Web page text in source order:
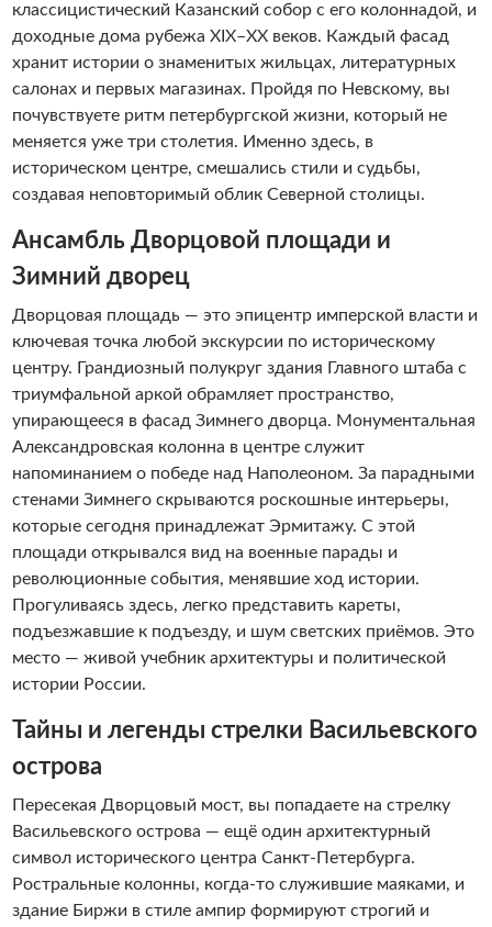
классицистический Казанский собор с его колоннадой, и
доходные дома рубежа XIX–XX веков. Каждый фасад
хранит истории о знаменитых жильцах, литературных
салонах и первых магазинах. Пройдя по Невскому, вы
почувствуете ритм петербургской жизни, который не
меняется уже три столетия. Именно здесь, в
историческом центре, смешались стили и судьбы,
создавая неповторимый облик Северной столицы.
Ансамбль Дворцовой площади и
Зимний дворец
Дворцовая площадь — это эпицентр имперской власти и
ключевая точка любой экскурсии по историческому
центру. Грандиозный полукруг здания Главного штаба с
триумфальной аркой обрамляет пространство,
упирающееся в фасад Зимнего дворца. Монументальная
Александровская колонна в центре служит
напоминанием о победе над Наполеоном. За парадными
стенами Зимнего скрываются роскошные интерьеры,
которые сегодня принадлежат Эрмитажу. С этой
площади открывался вид на военные парады и
революционные события, менявшие ход истории.
Прогуливаясь здесь, легко представить кареты,
подъезжавшие к подъезду, и шум светских приёмов. Это
место — живой учебник архитектуры и политической
истории России.
Тайны и легенды стрелки Васильевского
острова
Пересекая Дворцовый мост, вы попадаете на стрелку
Васильевского острова — ещё один архитектурный
символ исторического центра Санкт-Петербурга.
Ростральные колонны, когда-то служившие маяками, и
здание Биржи в стиле ампир формируют строгий и